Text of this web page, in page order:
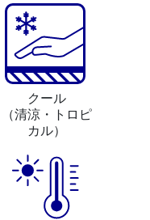
クール
（清涼・トロピ
カル）